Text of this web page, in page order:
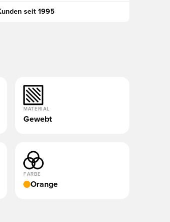
seit 1995
MATERIAL
Gewebt
FARBE
Orange